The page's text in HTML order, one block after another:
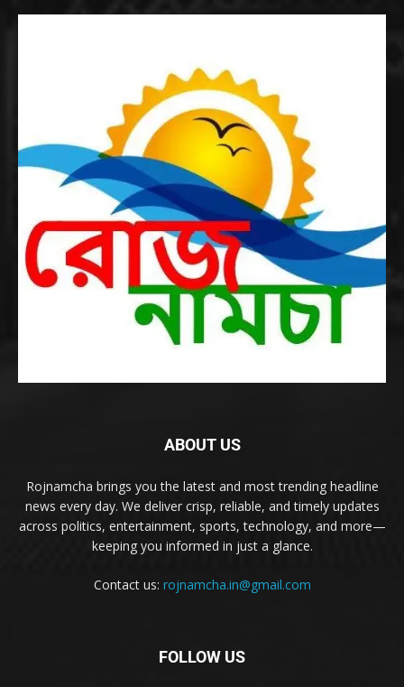
ABOUT US
Rojnamcha brings you the latest and most trending headline
news every day. We deliver crisp, reliable, and timely updates
across politics, entertainment, sports, technology, and more—
keeping you informed in just a glance.
Contact us: rojnamcha.in@gmail.com
FOLLOW US